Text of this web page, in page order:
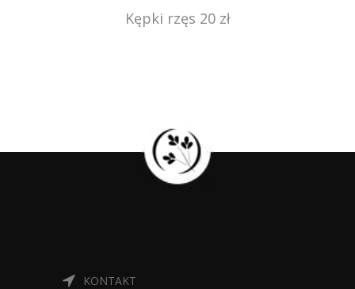
Kępki rzęs 20 zł
KONTAKT